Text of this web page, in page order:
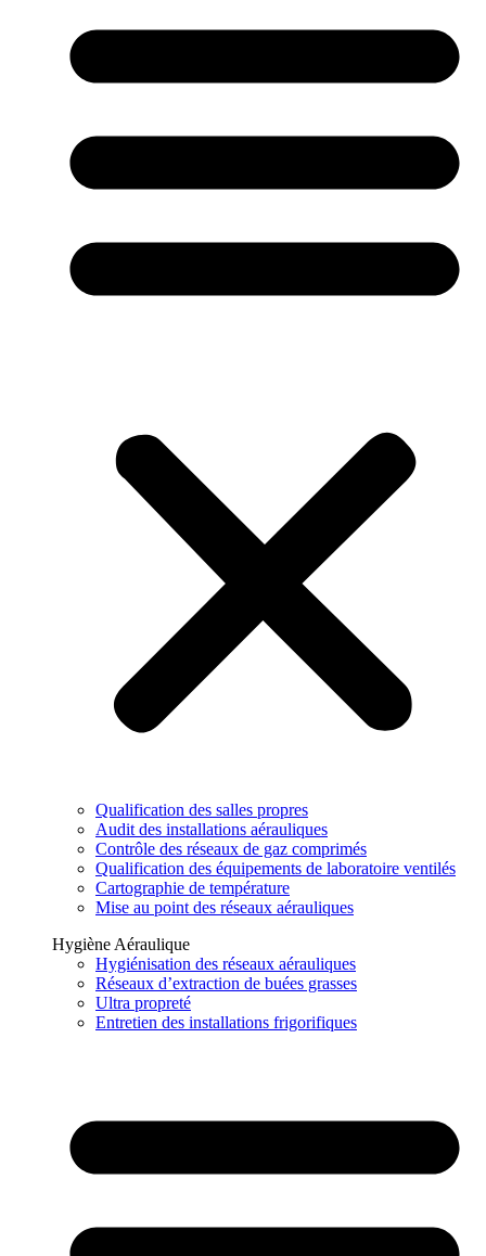
Qualification des salles propres
Audit des installations aérauliques
Contrôle des réseaux de gaz comprimés
Qualification des équipements de laboratoire ventilés
Cartographie de température
Mise au point des réseaux aérauliques
Hygiène Aéraulique
Hygiénisation des réseaux aérauliques
Réseaux d’extraction de buées grasses
Ultra propreté
Entretien des installations frigorifiques